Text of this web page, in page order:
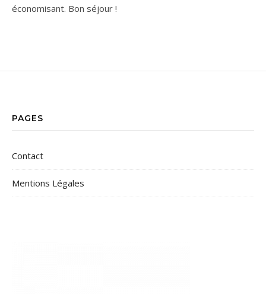
économisant. Bon séjour !
PAGES
Contact
Mentions Légales